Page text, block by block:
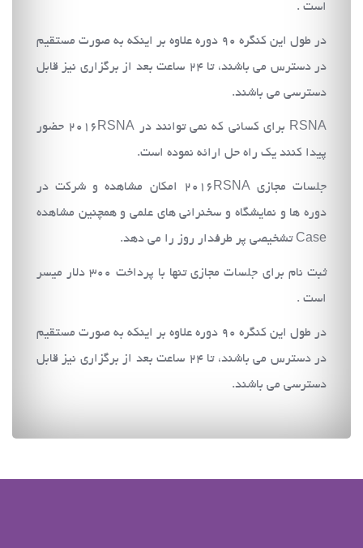
است .
در طول این کنگره 90 دوره علاوه بر اینکه به صورت مستقیم
در دسترس می باشند، تا 24 ساعت بعد از برگزاری نیز قابل
دسترسی می باشند.
RSNA برای کسانی که نمی توانند در 2016RSNA حضور
پیدا کنند یک راه حل ارائه نموده است.
جلسات مجازی 2016RSNA امکان مشاهده و شرکت در
دوره ها و نمایشگاه و سخنرانی های علمی و همچنین مشاهده
Case تشخیصی پر طرفدار روز را می دهد.
ثبت نام برای جلسات مجازی تنها با پرداخت 300 دلار میسر
است .
در طول این کنگره 90 دوره علاوه بر اینکه به صورت مستقیم
در دسترس می باشند، تا 24 ساعت بعد از برگزاری نیز قابل
دسترسی می باشند.